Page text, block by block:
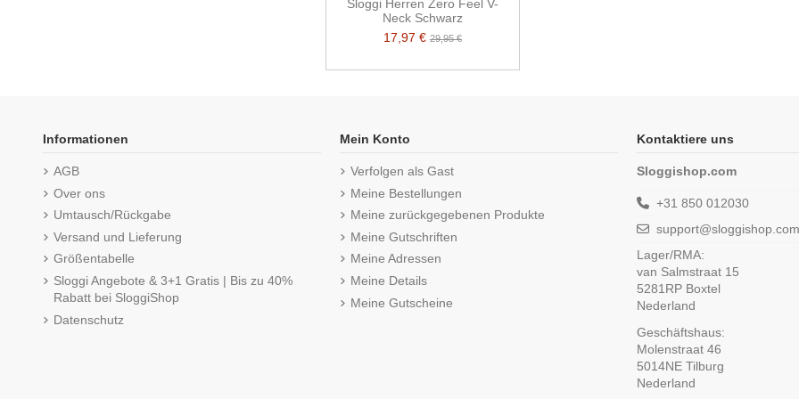
Sloggi Herren Zero Feel V-
Neck Schwarz
17,97 € 29,95 €
Informationen
AGB
Over ons
Umtausch/Rückgabe
Versand und Lieferung
Größentabelle
Sloggi Angebote & 3+1 Gratis | Bis zu 40%
Rabatt bei SloggiShop
Datenschutz
Mein Konto
Verfolgen als Gast
Meine Bestellungen
Meine zurückgegebenen Produkte
Meine Gutschriften
Meine Adressen
Meine Details
Meine Gutscheine
Kontaktiere uns
Sloggishop.com
+31 850 012030
Lager/RMA:
van Salmstraat 15
5281RP Boxtel
Nederland
Geschäftshaus:
Molenstraat 46
5014NE Tilburg
Nederland